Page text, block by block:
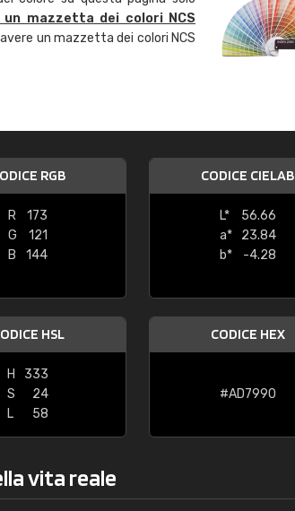
un mazzetta dei colori NCS
un mazzetta dei colori NCS
RGB
R
173
G
121
B
144
CODICE CIELAB
L*
56.66
a*
23.84
b*
-4.28
HSL
H
333
S
24
L
58
CODICE HEX
#AD7990
vita reale
"buon servizio"